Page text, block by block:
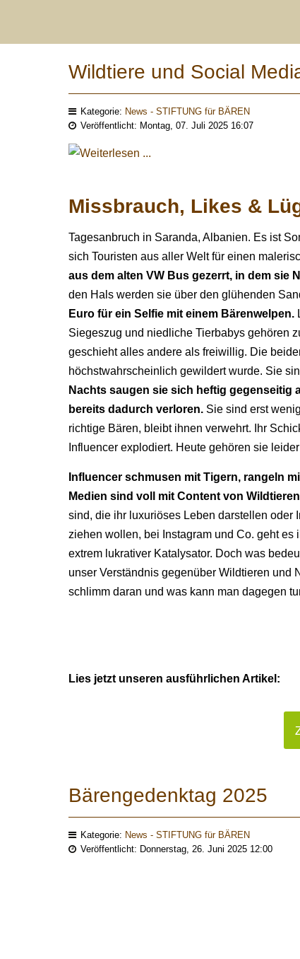
Wildtiere und Social
Kategorie: News - STIFTUNG für BÄREN
Veröffentlicht: Montag, 07. Juli 2025 16:07
Missbrauch, Likes &
Tagesanbruch in Saranda, Albanien. Es ist
sich Touristen aus aller Welt für einen
aus dem alten VW Bus gezerrt, in dem sie
den Hals werden sie über den glühenden
Euro für ein Selfie mit einem Bärenwelpen.
Siegeszug und niedliche Tierbabys gehören
geschieht alles andere als freiwillig. Die
höchstwahrscheinlich gewildert wurde. Sie
Nachts saugen sie sich heftig gegenseitig
bereits dadurch verloren. Sie sind erst
richtige Bären, bleibt ihnen verwehrt. Ihr
Influencer explodiert. Heute gehören sie
Influencer schmusen mit Tigern, rangeln
Medien sind voll mit Content von
sind, die ihr luxuriöses Leben darstellen oder
ziehen wollen, bei Instagram und Co. geht
extrem lukrativer Katalysator. Doch was
unser Verständnis gegenüber Wildtieren und
schlimm daran und was kann man dagegen
Lies jetzt unseren ausführlichen Artikel:
Bärengedenktag 2025
Kategorie: News - STIFTUNG für BÄREN
Veröffentlicht: Donnerstag, 26. Juni 2025 12:00